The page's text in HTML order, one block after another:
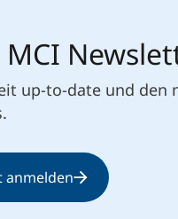
MCI
up-to-date und
anmelden